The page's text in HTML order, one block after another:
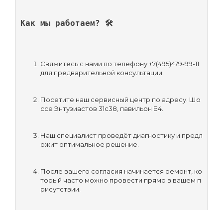
Как мы работаем? 🛠
Свяжитесь с нами по телефону +7(495)479-99-11
для предварительной консультации.
Посетите наш сервисный центр по адресу: Шо
ссе Энтузиастов 31с38, павильон Б4.
Наш специалист проведёт диагностику и предл
ожит оптимальное решение.
После вашего согласия начинается ремонт, ко
торый часто можно провести прямо в вашем п
рисутствии.